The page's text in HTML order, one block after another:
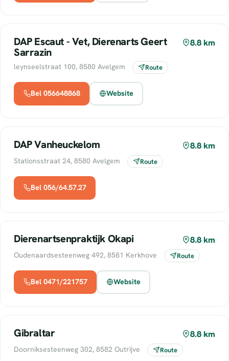
DAP Escaut - Vet, Dierenarts Geert
Sarrazin
8.8 km
leynseelstraat 100, 8580 Avelgem Route
Bel 056648868 Website
DAP Vanheuckelom 8.8 km
Stationsstraat 24, 8580 Avelgem Route
Bel 056/64.57.27
Dierenartsenpraktijk Okapi 8.8 km
Oudenaardsesteenweg 492, 8581 Kerkhove Route
Bel 0471/221757 Website
Gibraltar 8.8 km
Doorniksesteenweg 302, 8582 Outrijve Route